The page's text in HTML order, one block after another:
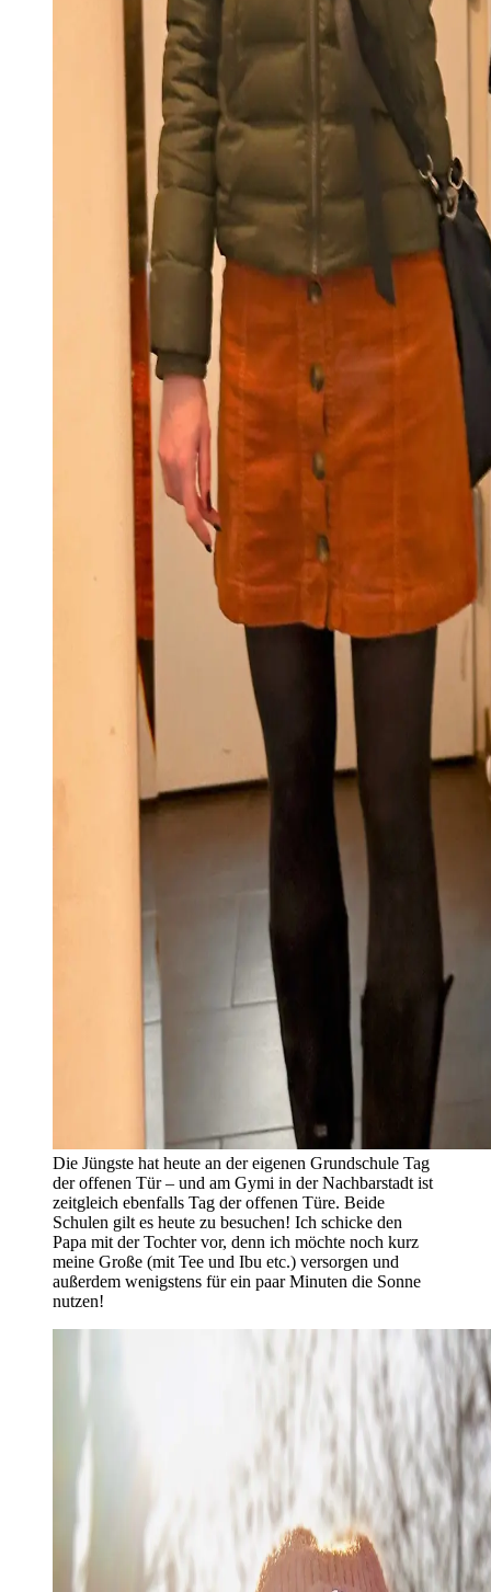
Die Jüngste hat heute an der eigenen Grundschule Tag
der offenen Tür – und am Gymi in der Nachbarstadt ist
zeitgleich ebenfalls Tag der offenen Türe. Beide
Schulen gilt es heute zu besuchen! Ich schicke den
Papa mit der Tochter vor, denn ich möchte noch kurz
meine Große (mit Tee und Ibu etc.) versorgen und
außerdem wenigstens für ein paar Minuten die Sonne
nutzen!